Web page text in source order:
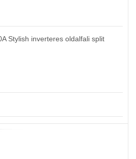
Stylish inverteres oldalfali split